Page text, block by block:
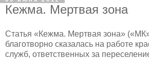
Кежма. Мертвая зона
Статья «Кежма. Мертвая зона»
благотворно сказалась на работе
служб, ответственных за